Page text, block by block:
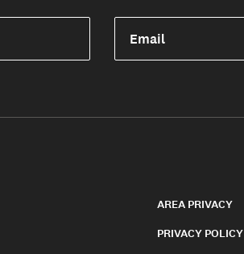
Email
AREA PRIVACY
PRIVACY POLICY